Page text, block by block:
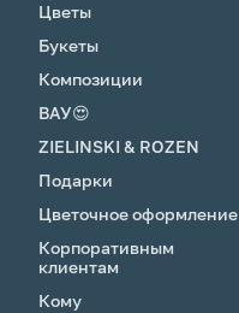
Цветы
Букеты
Композиции
ВАУ😍
ZIELINSKI & ROZEN
Подарки
Цветочное оформление
Корпоративным
клиентам
Кому